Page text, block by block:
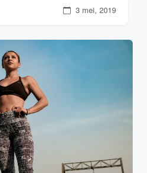
3 mei, 2019